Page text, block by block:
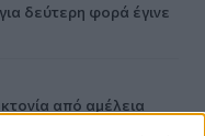
δεύτερη φορά έγινε
από αμέλεια